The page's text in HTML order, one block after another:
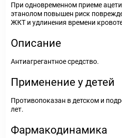
При одновременном приеме
этанолом повышен риск
ЖКТ и удлинения времени
Описание
Антиагрегантное средство.
Применение у детей
Противопоказан в детском и
лет.
Фармакодинамика